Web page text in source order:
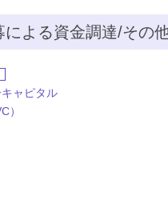
による資金調達/その
ャピタル
）